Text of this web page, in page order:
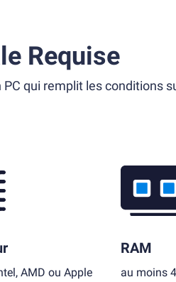
Requise
qui remplit les conditions
AMD ou Apple
RAM
au moins